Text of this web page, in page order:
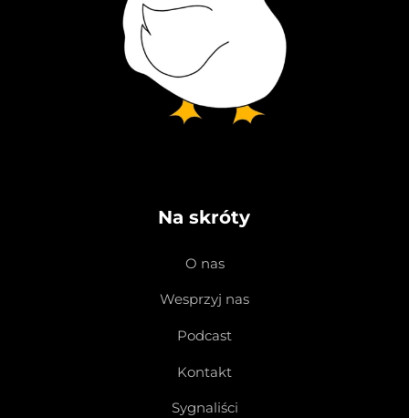
Na skróty
O nas
Wesprzyj nas
Podcast
Kontakt
Sygnaliści